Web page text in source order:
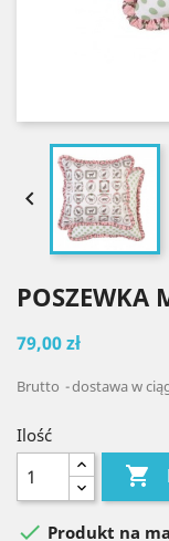

POSZEWKA
79,00 zł
Brutto dostawa w
Ilość

 Produkt na